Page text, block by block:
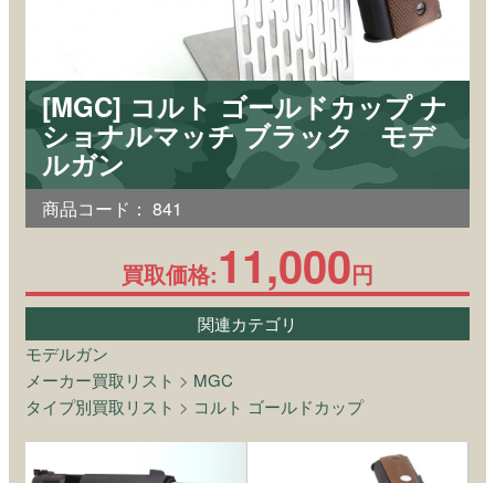
[MGC] コルト ゴールドカップ ナ
ショナルマッチ ブラック モデ
ルガン
商品コード： 841
買取価格:11,000円
関連カテゴリ
モデルガン
メーカー買取リスト > MGC
タイプ別買取リスト > コルト ゴールドカップ